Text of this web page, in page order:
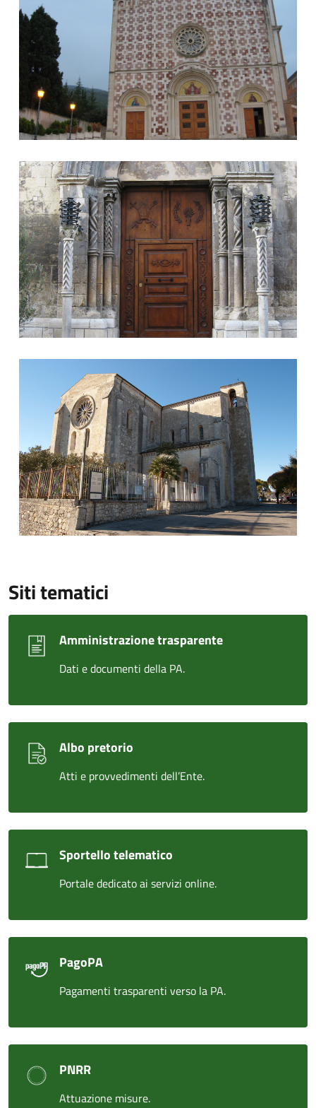
Porta Chiesa San Nicola
Siti tematici
Amministrazione trasparente
Dati e documenti della PA.
Albo pretorio
Atti e provvedimenti dell’Ente.
Sportello telematico
Portale dedicato ai servizi online.
PagoPA
Pagamenti trasparenti verso la PA.
PNRR
Attuazione misure.